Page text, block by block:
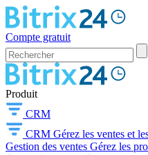
Compte gratuit
Produit
CRM
CRM Gérez les ventes et
Gestion des ventes Gérez les